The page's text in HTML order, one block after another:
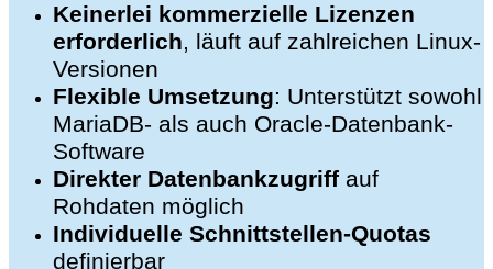
Keinerlei kommerzielle Lizenzen
erforderlich, läuft auf zahlreichen Linux-
Versionen
Flexible Umsetzung: Unterstützt sowohl
MariaDB- als auch Oracle-Datenbank-
Software
Direkter Datenbankzugriff auf
Rohdaten möglich
Individuelle Schnittstellen-Quotas
definierbar